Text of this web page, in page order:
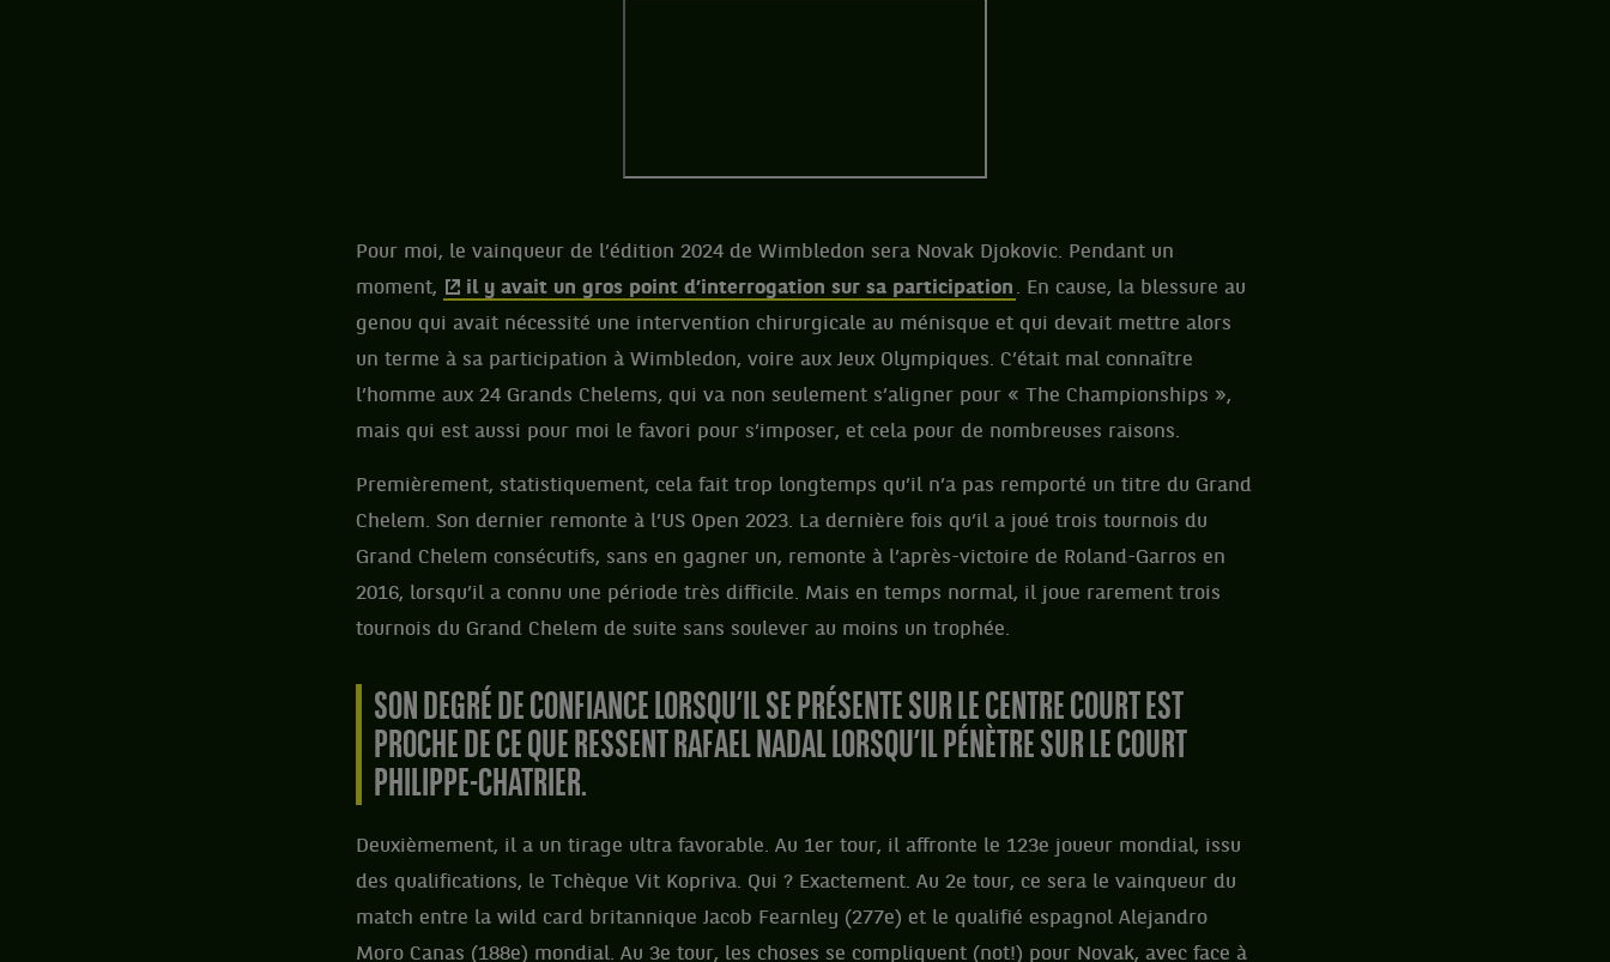
Pour moi, le vainqueur de l’édition 2024 de Wimbledon sera Novak Djokovic. Pendant un
moment,
il y avait un gros point d’interrogation sur sa participation . En cause, la blessure au
genou qui avait nécessité une intervention chirurgicale au ménisque et qui devait mettre alors
un terme à sa participation à Wimbledon, voire aux Jeux Olympiques. C’était mal connaître
l’homme aux 24 Grands Chelems, qui va non seulement s’aligner pour « The Championships »,
mais qui est aussi pour moi le favori pour s’imposer, et cela pour de nombreuses raisons.
Premièrement, statistiquement, cela fait trop longtemps qu’il n’a pas remporté un titre du Grand
Chelem. Son dernier remonte à l’US Open 2023. La dernière fois qu’il a joué trois tournois du
Grand Chelem consécutifs, sans en gagner un, remonte à l’après-victoire de Roland-Garros en
2016, lorsqu’il a connu une période très difficile. Mais en temps normal, il joue rarement trois
tournois du Grand Chelem de suite sans soulever au moins un trophée.
SON DEGRÉ DE CONFIANCE LORSQU’IL SE PRÉSENTE SUR LE CENTRE COURT EST
PROCHE DE CE QUE RESSENT RAFAEL NADAL LORSQU’IL PÉNÈTRE SUR LE COURT
PHILIPPE-CHATRIER.
Deuxièmement, il a un tirage ultra favorable. Au 1er tour, il affronte le 123e joueur mondial, issu
des qualifications, le Tchèque Vit Kopriva. Qui ? Exactement. Au 2e tour, ce sera le vainqueur du
match entre la wild card britannique Jacob Fearnley (277e) et le qualifié espagnol Alejandro
Moro Canas (188e) mondial. Au 3e tour, les choses se compliquent (not!) pour Novak, avec face à